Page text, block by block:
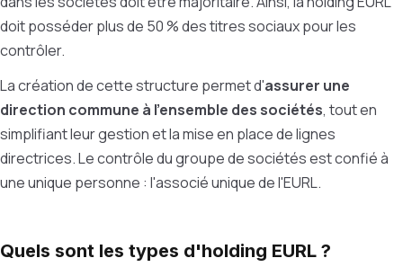
doit posséder plus de 50 % des titres sociaux pour les
contrôler.
La création de cette structure permet d'assurer une
direction commune à l'ensemble des sociétés, tout en
simplifiant leur gestion et la mise en place de lignes
directrices. Le contrôle du groupe de sociétés est confié à
une unique personne : l'associé unique de l'EURL.
Quels sont les types d'holding EURL ?